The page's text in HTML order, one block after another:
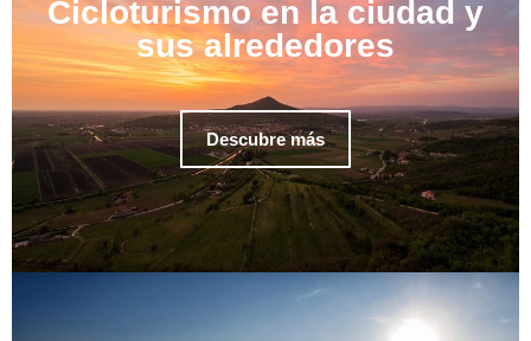
Cicloturismo en la ciudad y
sus alrededores
Descubre más